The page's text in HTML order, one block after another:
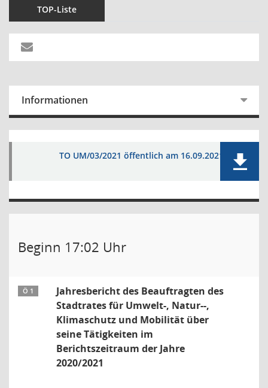
TOP-Liste
Informationen
TO UM/03/2021 öffentlich am 16.09.2021
Beginn 17:02 Uhr
Ö 1
Jahresbericht des Beauftragten des
Stadtrates für Umwelt-, Natur--,
Klimaschutz und Mobilität über
seine Tätigkeiten im
Berichtszeitraum der Jahre
2020/2021